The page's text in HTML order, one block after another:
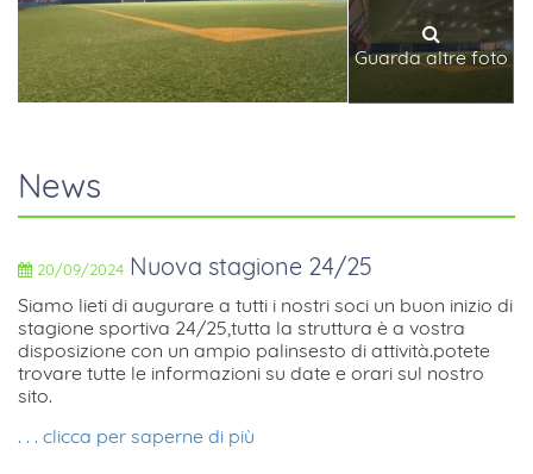
Guarda altre foto
News
20/09/2024 Nuova stagione 24/25
siamo lieti di augurare a tutti i nostri soci un buon inizio di
stagione sportiva 24/25,tutta la struttura è a vostra
disposizione con un ampio palinsesto di attività.potete
trovare tutte le informazioni su date e orari sul nostro
sito.
. . . clicca per saperne di più